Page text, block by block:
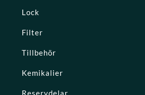
Lock
Filter
Tillbehör
Kemikalier
Reservdelar